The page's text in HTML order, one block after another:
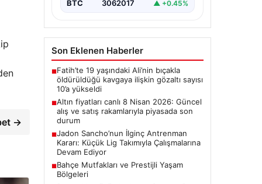
→
BTC 3062017 ▲ +0.45%
Son Eklenen Haberler
■Fatih’te 19 yaşındaki Ali’nin bıçakla
öldürüldüğü kavgaya ilişkin gözaltı sayısı
10’a yükseldi
■Altın fiyatları canlı 8 Nisan 2026: Güncel
alış ve satış rakamlarıyla piyasada son
durum
■Jadon Sancho’nun İlginç Antrenman
Kararı: Küçük Lig Takımıyla Çalışmalarına
Devam Ediyor
■Bahçe Mutfakları ve Prestijli Yaşam
Bölgeleri